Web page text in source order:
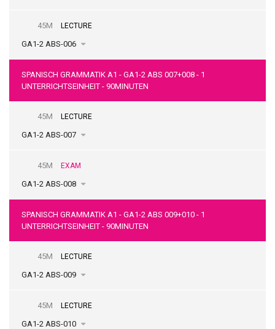
GA1-2 ABS-006
45M LECTURE
SPANISCH GRAMMATIK A1 - GA1-2 ABS 007+008 - 1
UNTERRICHTSEINHEIT - 90MINUTEN
GA1-2 ABS-007
45M LECTURE
GA1-2 ABS-008
45M EXAM
SPANISCH GRAMMATIK A1 - GA1-2 ABS 009+010 - 1
UNTERRICHTSEINHEIT - 90MINUTEN
GA1-2 ABS-009
45M LECTURE
GA1-2 ABS-010
45M LECTURE